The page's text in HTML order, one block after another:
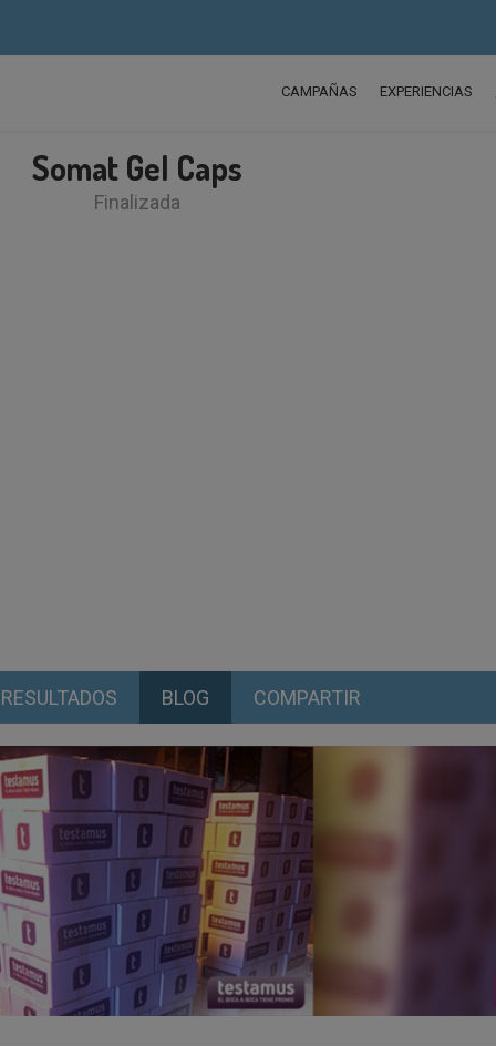
CAMPAÑAS EXPERIENCIAS
Somat Gel Caps
Finalizada
RESULTADOS BLOG COMPARTIR